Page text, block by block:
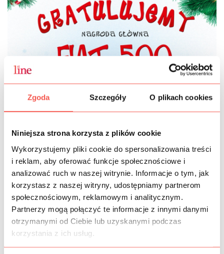
Zgoda Szczegóły O plikach cookies
Niniejsza strona korzysta z plików cookie
Wykorzystujemy pliki cookie do spersonalizowania treści
i reklam, aby oferować funkcje społecznościowe i
analizować ruch w naszej witrynie. Informacje o tym, jak
korzystasz z naszej witryny, udostępniamy partnerom
społecznościowym, reklamowym i analitycznym.
Partnerzy mogą połączyć te informacje z innymi danymi
otrzymanymi od Ciebie lub uzyskanymi podczas
korzystania z ich usług.